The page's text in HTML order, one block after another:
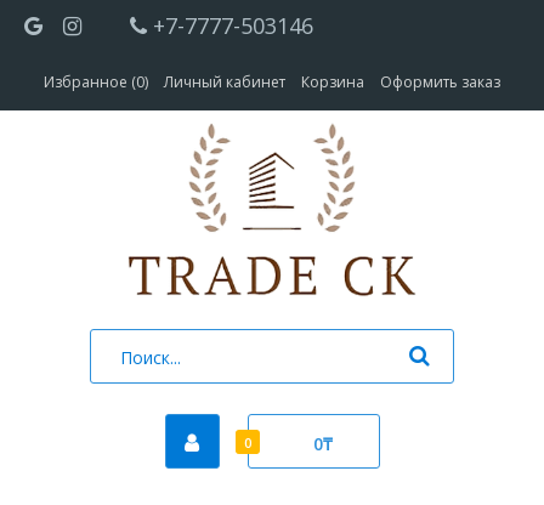
+7-7777-503146
Избранное (0) Личный кабинет Корзина Оформить заказ
0 0₸